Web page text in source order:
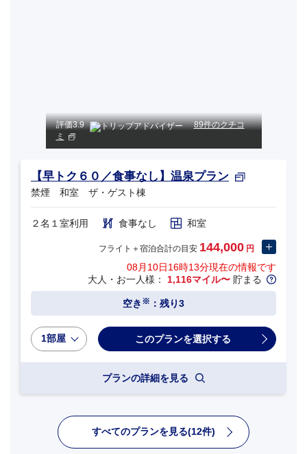
評価3.9
89件のクチコ
ミ
【早トク６０／食事なし】温泉プラン
禁煙 和室 ザ・ゲスト棟
２名１室利用 食事なし 和室
フライト＋宿泊合計の目安 144,000 円
08月10日16時13分現在の情報です
大人・お一人様： 1,116マイル〜 貯まる
空き ※ ：残り3
1部屋
プランの詳細を見る
すべてのプランを見る(12件)